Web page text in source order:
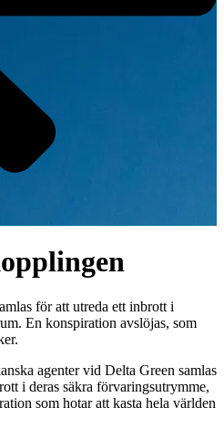
för att utreda ett inbrott i
En konspiration avslöjas, som
agenter vid Delta Green samlas
i deras säkra förvaringsutrymme,
som hotar att kasta hela världen